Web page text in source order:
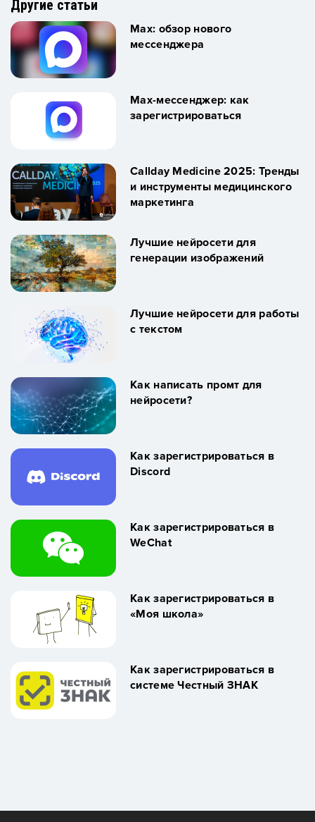
Другие статьи
Max: обзор нового
мессенджера
Max-мессенджер: как
зарегистрироваться
Callday Medicine 2025: Тренды
и инструменты медицинского
маркетинга
Лучшие нейросети для
генерации изображений
Лучшие нейросети для работы
с текстом
Как написать промт для
нейросети?
Как зарегистрироваться в
Discord
Как зарегистрироваться в
WeChat
Как зарегистрироваться в
«Моя школа»
Как зарегистрироваться в
системе Честный ЗНАК